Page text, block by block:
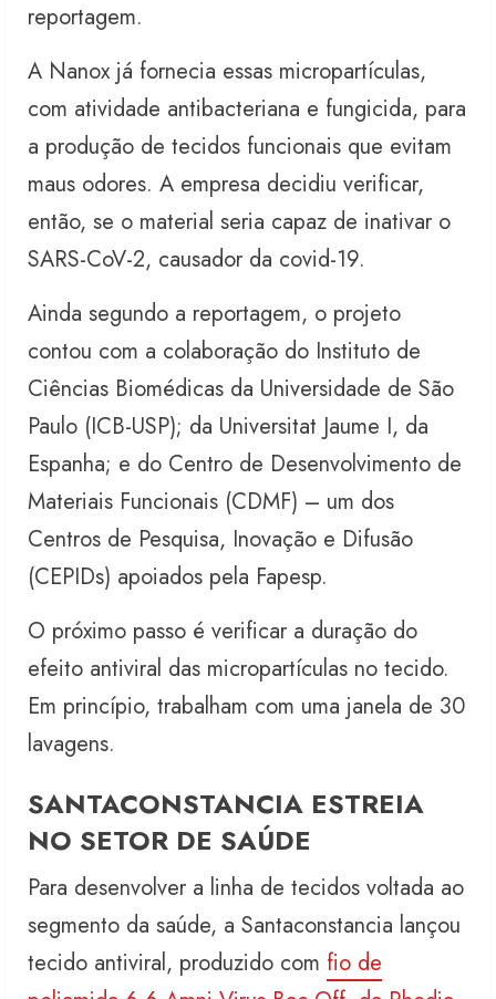
reportagem.
A Nanox já fornecia essas micropartículas,
com atividade antibacteriana e fungicida, para
a produção de tecidos funcionais que evitam
maus odores. A empresa decidiu verificar,
então, se o material seria capaz de inativar o
SARS-CoV-2, causador da covid-19.
Ainda segundo a reportagem, o projeto
contou com a colaboração do Instituto de
Ciências Biomédicas da Universidade de São
Paulo (ICB-USP); da Universitat Jaume I, da
Espanha; e do Centro de Desenvolvimento de
Materiais Funcionais (CDMF) – um dos
Centros de Pesquisa, Inovação e Difusão
(CEPIDs) apoiados pela Fapesp.
O próximo passo é verificar a duração do
efeito antiviral das micropartículas no tecido.
Em princípio, trabalham com uma janela de 30
lavagens.
SANTACONSTANCIA ESTREIA
NO SETOR DE SAÚDE
Para desenvolver a linha de tecidos voltada ao
segmento da saúde, a Santaconstancia lançou
tecido antiviral, produzido com fio de